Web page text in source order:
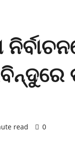
read 0